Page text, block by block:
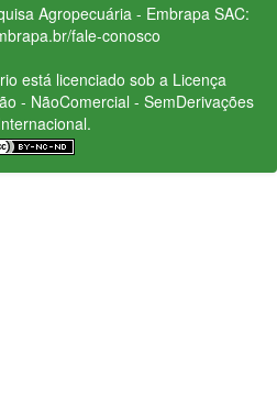
Agropecuária - Embrapa SAC:
fale-conosco
está licenciado sob a Licença
- NãoComercial - SemDerivações